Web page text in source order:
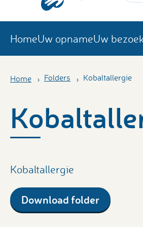
HomeUw opnameUw
Home Folders Kobaltallergie
Kobaltallergie
Download folder